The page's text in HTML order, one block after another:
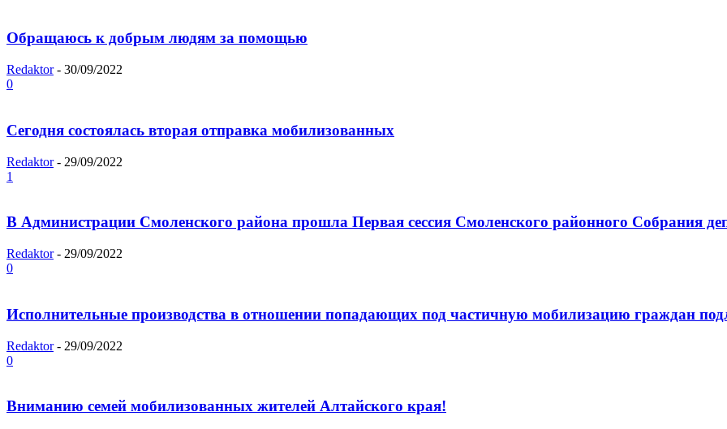
Обращаюсь к добрым людям за помощью
Redaktor - 30/09/2022
0
Сегодня состоялась вторая отправка мобилизованных
Redaktor - 29/09/2022
1
В Администрации Смоленского района прошла Первая сессия Смоленского районного Собрания
Redaktor - 29/09/2022
0
Исполнительные производства в отношении попадающих под частичную мобилизацию граждан
Redaktor - 29/09/2022
0
Вниманию семей мобилизованных жителей Алтайского края!